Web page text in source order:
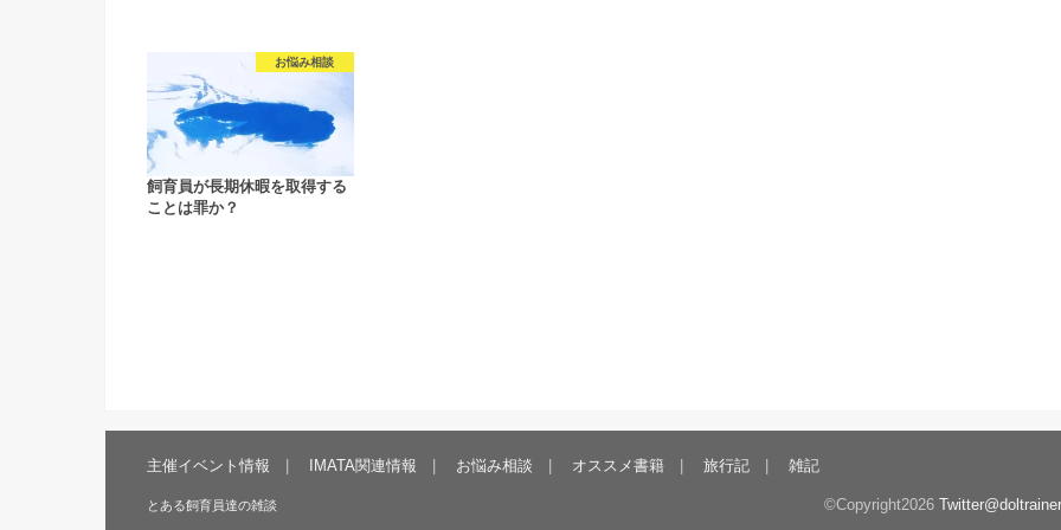
お悩み相談
飼育員が長期休暇を取得する
ことは罪か？
主催イベント情報 IMATA関連情報 お悩み相談 オススメ書籍 旅行記 雑記
とある飼育員達の雑談 ©Copyright2026 Twitter@doltrainer